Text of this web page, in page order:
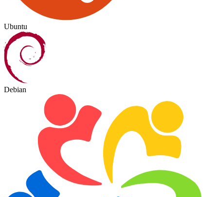
Ubuntu
Debian